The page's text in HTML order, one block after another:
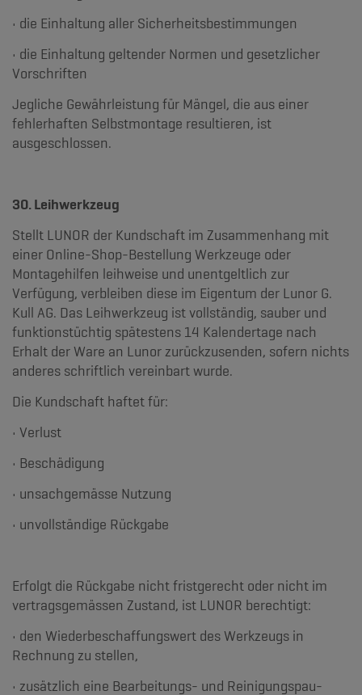
• die Einhaltung aller Sicherheitsbestimmungen
• die Einhaltung geltender Normen und gesetzlicher
Vorschriften
Jegliche Gewährleistung für Mängel, die aus einer
fehlerhaften Selbstmontage resultieren, ist
ausgeschlossen.
30. Leihwerkzeug
Stellt LUNOR der Kundschaft im Zusammenhang mit
einer Online-Shop-Bestellung Werkzeuge oder
Montagehilfen leihweise und unentgeltlich zur
Verfügung, verbleiben diese im Eigentum der Lunor G.
Kull AG. Das Leihwerkzeug ist vollständig, sauber und
funktionstüchtig spätestens 14 Kalendertage nach
Erhalt der Ware an Lunor zurückzusenden, sofern nichts
anderes schriftlich vereinbart wurde.
Die Kundschaft haftet für:
• Verlust
• Beschädigung
• unsachgemässe Nutzung
• unvollständige Rückgabe
Erfolgt die Rückgabe nicht fristgerecht oder nicht im
vertragsgemässen Zustand, ist LUNOR berechtigt:
• den Wiederbeschaffungswert des Werkzeugs in
Rechnung zu stellen,
• zusätzlich eine Bearbeitungs- und Reinigungspau-